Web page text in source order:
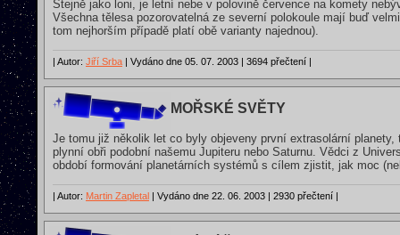
Stejně jako loni, je letní nebe v polovině července na komety
Všechna tělesa pozorovatelná ze severní polokoule mají buď
tom nejhorším případě platí obě varianty najednou).
| Autor: Jiří Srba | Vydáno dne 05. 07. 2003 | 3694 přečtení |
MOŘSKÉ SVĚTY
Je tomu již několik let co byly objeveny první extrasolární
plynní obři podobní našemu Jupiteru nebo Saturnu. Vědci z
období formování planetárních systémů s cílem zjistit, jak moc
| Autor: Martin Zapletal | Vydáno dne 22. 06. 2003 | 2930 přečtení |